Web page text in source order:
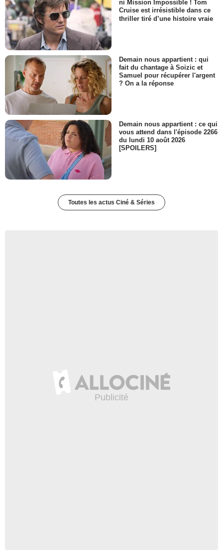
ni Mission Impossible ! Tom
Cruise est irrésistible dans ce
thriller tiré d’une histoire vraie
Demain nous appartient : qui
fait du chantage à Soizic et
Samuel pour récupérer l'argent
? On a la réponse
Demain nous appartient : ce qui
vous attend dans l'épisode 2266
du lundi 10 août 2026
[SPOILERS]
Toutes les actus Ciné & Séries